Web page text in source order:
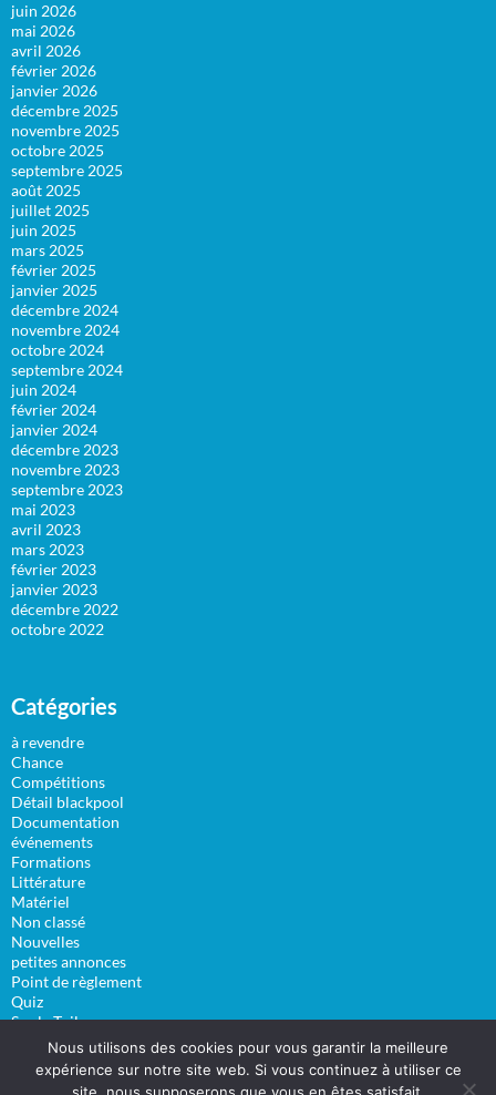
juin 2026
mai 2026
avril 2026
février 2026
janvier 2026
décembre 2025
novembre 2025
octobre 2025
septembre 2025
août 2025
juillet 2025
juin 2025
mars 2025
février 2025
janvier 2025
décembre 2024
novembre 2024
octobre 2024
septembre 2024
juin 2024
février 2024
janvier 2024
décembre 2023
novembre 2023
septembre 2023
mai 2023
avril 2023
mars 2023
février 2023
janvier 2023
décembre 2022
octobre 2022
Catégories
à revendre
Chance
Compétitions
Détail blackpool
Documentation
événements
Formations
Littérature
Matériel
Non classé
Nouvelles
petites annonces
Point de règlement
Quiz
Sur la Toile
VidéosNous utilisons des cookies pour vous garantir la meilleure
expérience sur notre site web. Si vous continuez à utiliser ce